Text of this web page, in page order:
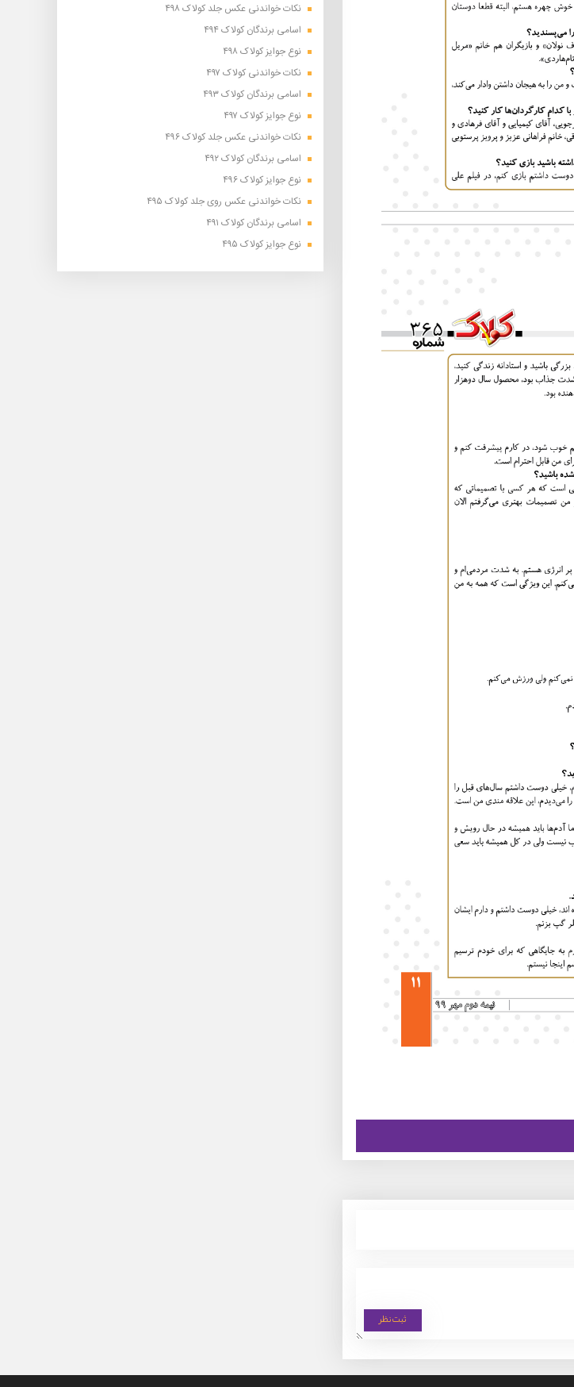
نکات خواندنی عکس جلد کولاک ۴۹۸
اسامی برندگان کولاک ۴۹۴
نوع جوایز کولاک ۴۹۸
نکات خواندنی کولاک ۴۹۷
اسامی برندگان کولاک ۴۹۳
نوع جوایز کولاک ۴۹۷
نکات خواندنی عکس جلد کولاک ۴۹۶
اسامی برندگان کولاک ۴۹۲
نوع جوایز کولاک ۴۹۶
نکات خواندنی عکس روی جلد کولاک ۴۹۵
اسامی برندگان کولاک ۴۹۱
نوع جوایز کولاک ۴۹۵